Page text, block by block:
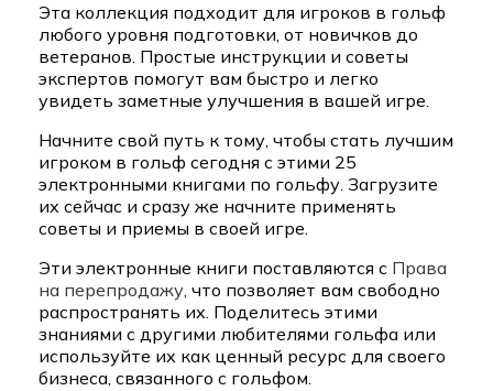
Эта коллекция подходит для игроков в гольф
любого уровня подготовки, от новичков до
ветеранов. Простые инструкции и советы
экспертов помогут вам быстро и легко
увидеть заметные улучшения в вашей игре.
Начните свой путь к тому, чтобы стать лучшим
игроком в гольф сегодня с этими 25
электронными книгами по гольфу. Загрузите
их сейчас и сразу же начните применять
советы и приемы в своей игре.
Эти электронные книги поставляются с Права
на перепродажу, что позволяет вам свободно
распространять их. Поделитесь этими
знаниями с другими любителями гольфа или
используйте их как ценный ресурс для своего
бизнеса, связанного с гольфом.